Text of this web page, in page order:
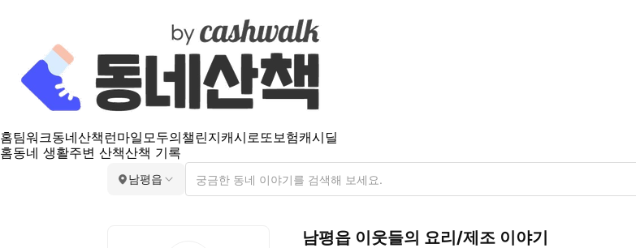
홈팀워크동네산책 런마일모두의챌린지캐시로또보험캐시딜
홈동네 생활주변 산책산책 기록
남평읍
남평읍 이웃들의 요리/제조 이야기